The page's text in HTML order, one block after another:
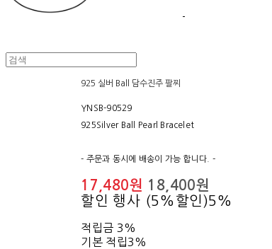
925 실버 Ball 담수진주 팔찌
YNSB-90529
925Silver Ball Pearl Bracelet
- 주문과 동시에 배송이 가능 합니다. -
17,480원 18,400원
할인 행사 (5%할인)5%
적립금 3%
기본 적립3%